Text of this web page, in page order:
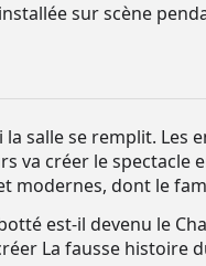
sur scène
salle se remplit. Les
va créer le spectacle
modernes, dont le
est-il devenu le
La fausse histoire